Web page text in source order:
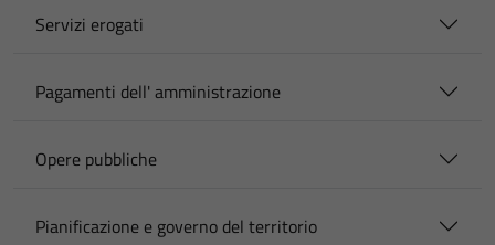
Servizi erogati
Pagamenti dell' amministrazione
Opere pubbliche
Pianificazione e governo del territorio